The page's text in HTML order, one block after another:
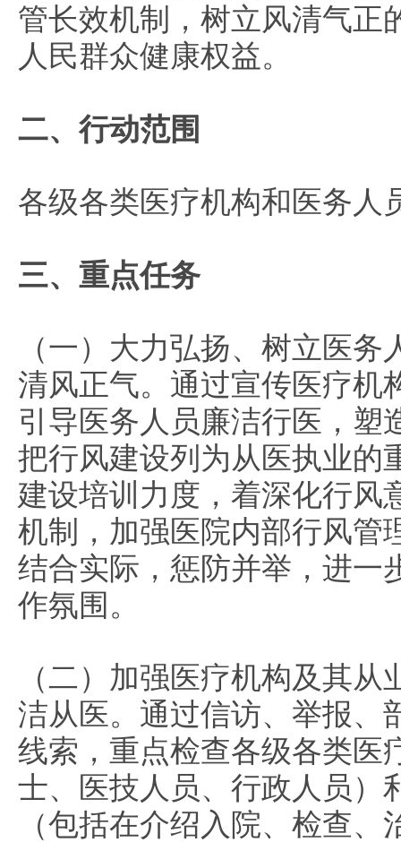
管长效机制，树立风清气正
人民群众健康权益。
二、行动范围
各级各类医疗机构和医务人
三、重点任务
（一）大力弘扬、树立医
清风正气。 通过宣传医疗机
引导医务人员廉洁行医，塑
把行风建设列为从医执业的
建设培训力度，着深化行风
机制，加强医院内部行风管
结合实际，惩防并举，进一
作氛围。
（二）加强医疗机构及其
洁从医。 通过信访、举报、
线索，重点检查各级各类医
士、医技人员、行政人员）
（包括在介绍入院、检查